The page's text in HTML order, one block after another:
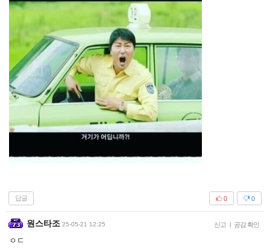
답글 0
0
원스타조 25-05-21 12:25 신고 | 공감 확인
ㅇㄷ